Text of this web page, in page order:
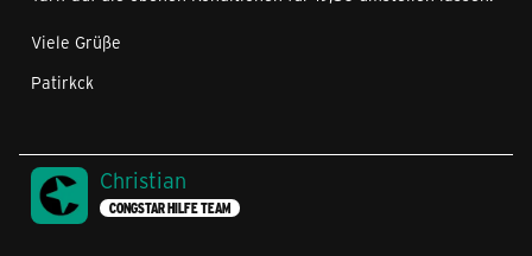
Viele Grüße
Patirkck
Christian
CONGSTAR HILFE TEAM